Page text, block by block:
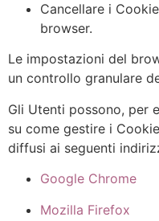
Cancellare i
browser.
Le impostazioni del
un controllo granulare
Gli Utenti possono, per
su come gestire i
diffusi ai seguenti
Google Chrome
Mozilla Firefox